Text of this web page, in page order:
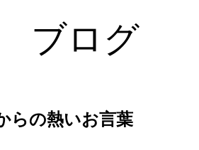
ブログ
らの熱いお言葉